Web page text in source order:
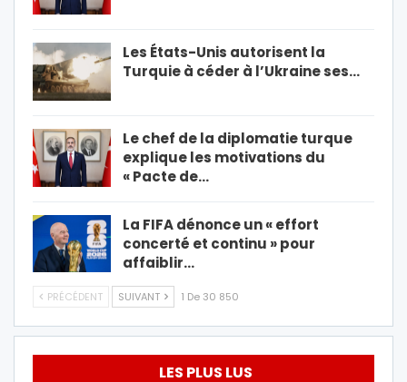
Les États-Unis autorisent la
Turquie à céder à l’Ukraine ses…
Le chef de la diplomatie turque
explique les motivations du
« Pacte de…
La FIFA dénonce un « effort
concerté et continu » pour
affaiblir…
PRÉCÉDENT SUIVANT 1 De 30 850
LES PLUS LUS